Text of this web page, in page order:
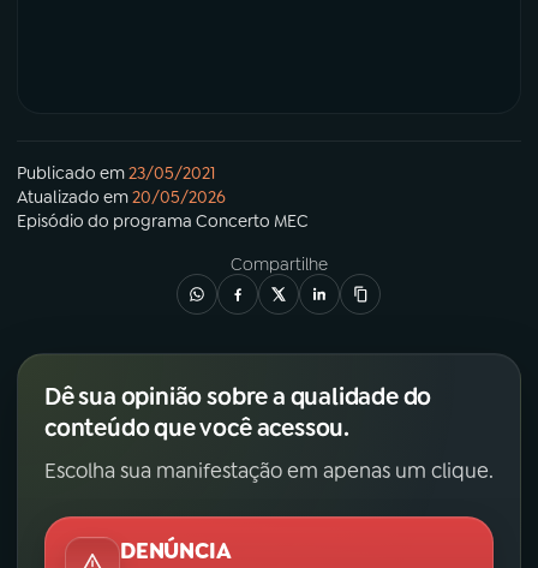
Publicado em23/05/2021
Atualizado em20/05/2026
Episódio do programa Concerto MEC
Compartilhe
Dê sua opinião sobre a qualidade do
conteúdo que você acessou.
Escolha sua manifestação em apenas um clique.
DENÚNCIA